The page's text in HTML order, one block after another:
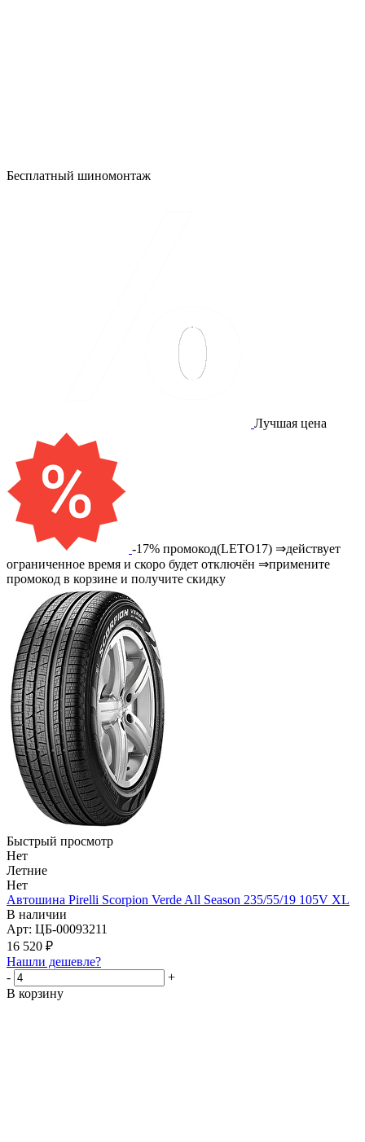
Бесплатный шиномонтаж
Лучшая цена
-17% промокод(LETO17) ⇒действует
ограниченное время и скоро будет отключён ⇒примените
промокод в корзине и получите скидку
Быстрый просмотр
Нет
Летние
Нет
Автошина Pirelli Scorpion Verde All Season 235/55/19 105V XL
В наличии
Арт: ЦБ-00093211
16 520 ₽
Нашли дешевле?
-
+
В корзину